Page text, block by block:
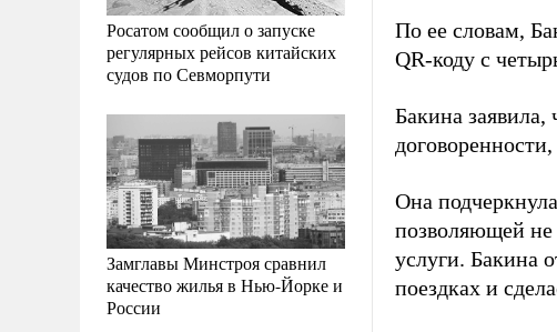
Росатом сообщил о запуске
регулярных рейсов китайских
судов по Севморпути
Замглавы Минстроя сравнил
качество жилья в Нью-Йорке и
России
По ее словам,
QR-коду с
Бакина
Она
позволяющей не
услуги. Бакина
поездках и